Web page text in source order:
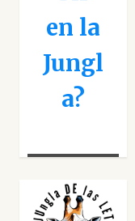
en la
Jungl
a?